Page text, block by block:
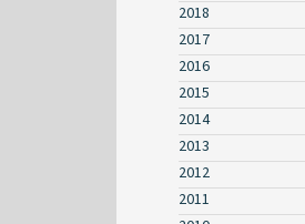
2018
2017
2016
2015
2014
2013
2012
2011